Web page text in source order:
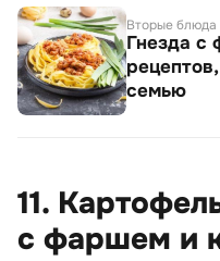
Вторые блюда
Гнезда с
семью
11.
с фаршем и